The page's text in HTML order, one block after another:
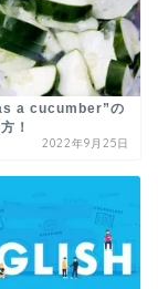
a cucumber”の
！
2022年9月25日